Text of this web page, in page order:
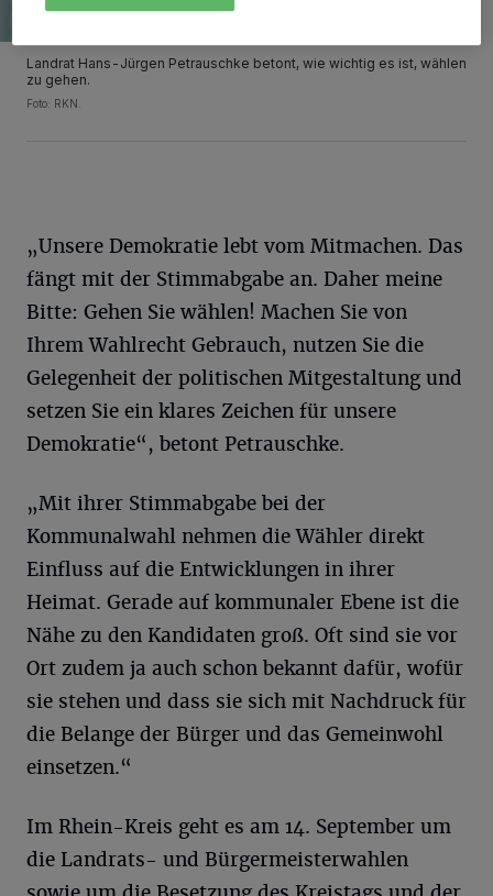
Landrat Hans-Jürgen Petrauschke betont, wie wichtig es ist, wählen
zu gehen.
Foto: RKN.
„Unsere Demokratie lebt vom Mitmachen. Das
fängt mit der Stimmabgabe an. Daher meine
Bitte: Gehen Sie wählen! Machen Sie von
Ihrem Wahlrecht Gebrauch, nutzen Sie die
Gelegenheit der politischen Mitgestaltung und
setzen Sie ein klares Zeichen für unsere
Demokratie“, betont Petrauschke.
„Mit ihrer Stimmabgabe bei der
Kommunalwahl nehmen die Wähler direkt
Einfluss auf die Entwicklungen in ihrer
Heimat. Gerade auf kommunaler Ebene ist die
Nähe zu den Kandidaten groß. Oft sind sie vor
Ort zudem ja auch schon bekannt dafür, wofür
sie stehen und dass sie sich mit Nachdruck für
die Belange der Bürger und das Gemeinwohl
einsetzen.“
Im Rhein-Kreis geht es am 14. September um
die Landrats- und Bürgermeisterwahlen